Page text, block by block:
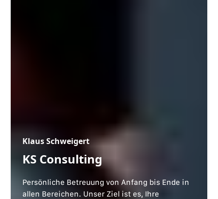
Klaus Schweigert
KS Consulting
Persönliche Betreuung von Anfang bis Ende in
allen Bereichen. Unser Ziel ist es, Ihre